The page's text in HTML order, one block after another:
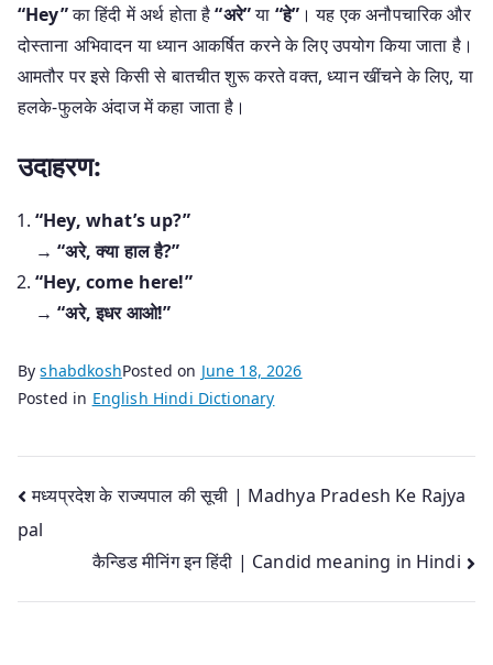
“Hey”का हिंदी में अर्थ होता है“अरे”या “हे”। यह एक अनौपचारिक और
दोस्ताना अभिवादन या ध्यान आकर्षित करने के लिए उपयोग किया जाता है।
आमतौर पर इसे किसी से बातचीत शुरू करते वक्त, ध्यान खींचने के लिए, या
हलके-फुलके अंदाज में कहा जाता है।
उदाहरण:
“Hey, what’s up?”
→“अरे, क्या हाल है?”
“Hey, come here!”
→“अरे, इधर आओ!”
ByshabdkoshPosted on June 18, 2026
Posted in English Hindi Dictionary
Post
navigation
मध्‍यप्रदेश के राज्‍यपाल की सूची | Madhya Pradesh Ke Rajya
pal
कैन्डिड मीनिंग इन हिंदी | Candid meaning in Hindi